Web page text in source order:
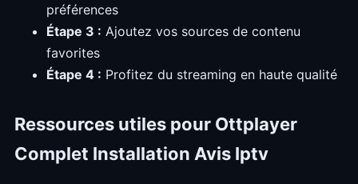
préférences
Étape 3 : Ajoutez vos sources de contenu
favorites
Étape 4 : Profitez du streaming en haute qualité
Ressources utiles pour Ottplayer
Complet Installation Avis Iptv